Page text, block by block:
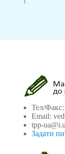
Тел/
Email:
tpp-
Задати